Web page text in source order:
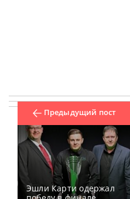
Предыдущий пост
Эшли Карти одержал